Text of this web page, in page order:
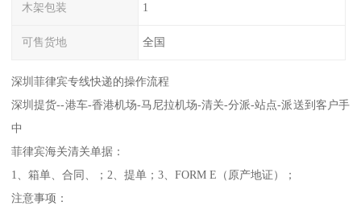
木架包装 1
可售货地 全国
深圳菲律宾专线快递的操作流程
深圳提货--港车-香港机场-马尼拉机场-清关-分派-站点-派送到客户手
中
菲律宾海关清关单据：
1、箱单、合同、；2、提单；3、FORM E（原产地证）；
注意事项：